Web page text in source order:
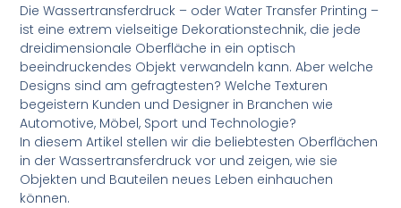
Die Wassertransferdruck – oder Water Transfer Printing –
ist eine extrem vielseitige Dekorationstechnik, die jede
dreidimensionale Oberfläche in ein optisch
beeindruckendes Objekt verwandeln kann. Aber welche
Designs sind am gefragtesten? Welche Texturen
begeistern Kunden und Designer in Branchen wie
Automotive, Möbel, Sport und Technologie?
In diesem Artikel stellen wir die beliebtesten Oberflächen
in der Wassertransferdruck vor und zeigen, wie sie
Objekten und Bauteilen neues Leben einhauchen
können.